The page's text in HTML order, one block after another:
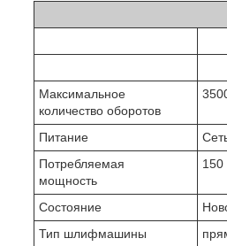
Максимальное
количество оборотов
Питание
Потребляемая
мощность
150
Состояние
Тип шлифмашины